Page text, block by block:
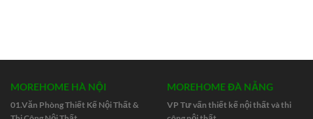
MOREHOME HÀ NỘI
01.Văn Phòng Thiết Kế Nội Thất &
MOREHOME ĐÀ NẴNG
VP Tư vấn thiết kế nội thất và thi